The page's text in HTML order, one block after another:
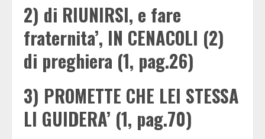
2) di RIUNIRSI, e fare
fraternita’, IN CENACOLI (2)
di preghiera (1, pag.26)
3) PROMETTE CHE LEI STESSA
LI GUIDERA’ (1, pag.70)